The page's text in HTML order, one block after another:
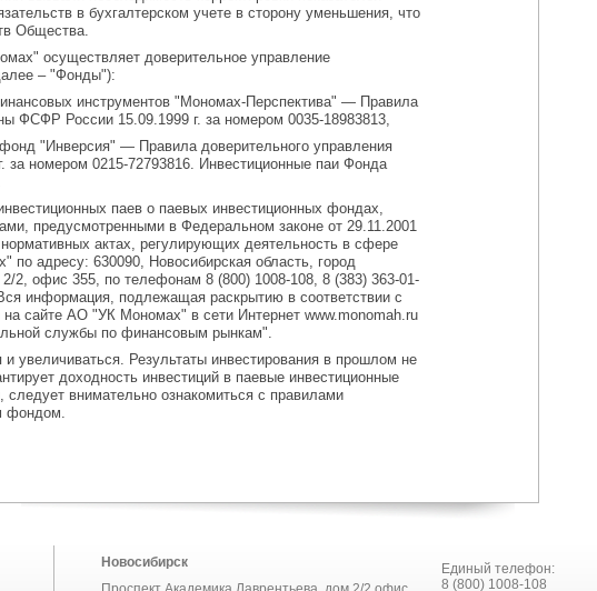
в бухгалтерском учете в сторону уменьшения, что
Общества.
осуществляет доверительное управление
– "Фонды"):
инструментов "Мономах-Перспектива" — Правила
ФСФР России 15.09.1999 г. за номером 0035-18983813,
"Инверсия" — Правила доверительного управления
номером 0215-72793816. Инвестиционные паи Фонда
паев о паевых инвестиционных фондах,
предусмотренными в Федеральном законе от 29.11.2001
актах, регулирующих деятельность в сфере
адресу: 630090, Новосибирская область, город
2, офис 355, по телефонам 8 (800) 1008-108, 8 (383) 363-01-
информация, подлежащая раскрытию в соответствии с
на сайте АО "УК Мономах" в сети Интернет www.monomah.ru
службы по финансовым рынкам".
увеличиваться. Результаты инвестирования в прошлом не
доходность инвестиций в паевые инвестиционные
внимательно ознакомиться с правилами
фондом.
Новосибирск
Единый телефон:
8 (800) 1008-108